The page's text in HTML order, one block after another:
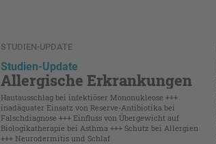
STUDIEN-UPDATE
Studien-Update
Allergische Erkrankungen
Hautausschlag bei infektiöser Mononukleose +++
inadäquater Einsatz von Reserve-Antibiotika bei
Falschdiagnose +++ Einfluss von Übergewicht auf
Biologikatherapie bei Asthma +++ Schutz bei Allergien
+++ Neurodermitis und Schlaf